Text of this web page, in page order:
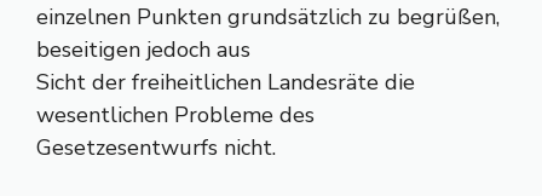
einzelnen Punkten grundsätzlich zu begrüßen,
beseitigen jedoch aus
Sicht der freiheitlichen Landesräte die
wesentlichen Probleme des
Gesetzesentwurfs nicht.